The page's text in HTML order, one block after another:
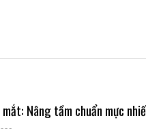
Nâng tầm chuẩn mực